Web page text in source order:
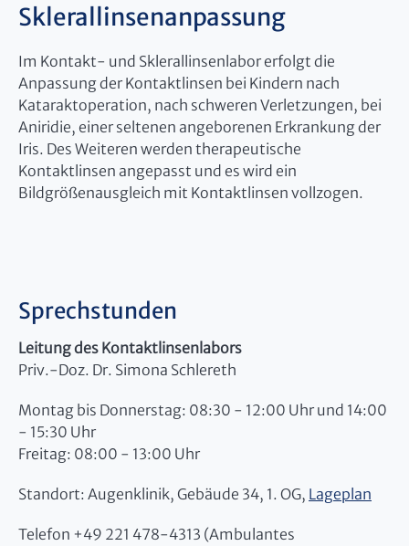
Sklerallinsenanpassung
Im Kontakt- und Sklerallinsenlabor erfolgt die
Anpassung der Kontaktlinsen bei Kindern nach
Kataraktoperation, nach schweren Verletzungen, bei
Aniridie, einer seltenen angeborenen Erkrankung der
Iris. Des Weiteren werden therapeutische
Kontaktlinsen angepasst und es wird ein
Bildgrößenausgleich mit Kontaktlinsen vollzogen.
Sprechstunden
Leitung des Kontaktlinsenlabors
Priv.-Doz. Dr. Simona Schlereth
Montag bis Donnerstag: 08:30 - 12:00 Uhr und 14:00
- 15:30 Uhr
Freitag: 08:00 - 13:00 Uhr
Standort: Augenklinik, Gebäude 34, 1. OG, Lageplan
Telefon +49 221 478-4313 (Ambulantes